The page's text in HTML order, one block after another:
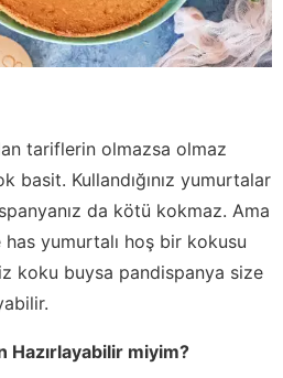
tariflerin olmazsa olmaz
basit. Kullandığınız yumurtalar
da kötü kokmaz. Ama
has yumurtalı hoş bir kokusu
koku buysa pandispanya size
Hazırlayabilir miyim?